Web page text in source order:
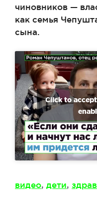
чиновников —
как семья
сына.
Click to
Метки
видео, дети,